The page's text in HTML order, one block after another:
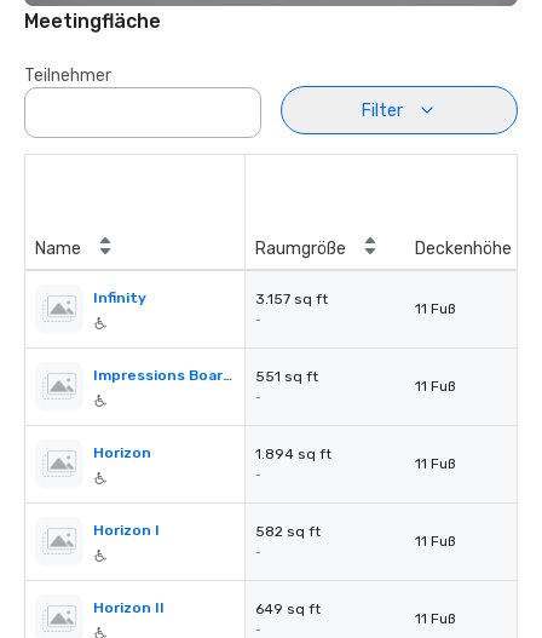
Meetingfläche
Teilnehmer
Filter
Name Raumgröße Deckenhöhe
Infinity 3.157 sq ft
-
11 Fuß
Impressions Boardroom 551 sq ft
-
11 Fuß
Horizon 1.894 sq ft
-
11 Fuß
Horizon I 582 sq ft
-
11 Fuß
Horizon II 649 sq ft
-
11 Fuß